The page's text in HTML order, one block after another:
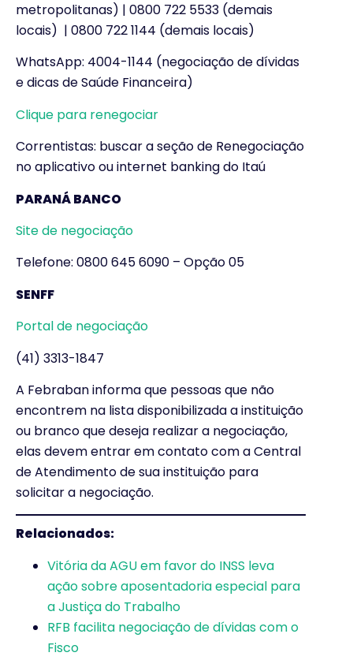
metropolitanas) | 0800 722 5533 (demais
locais) | 0800 722 1144 (demais locais)
WhatsApp: 4004-1144 (negociação de dívidas
e dicas de Saúde Financeira)
Clique para renegociar
Correntistas: buscar a seção de Renegociação
no aplicativo ou internet banking do Itaú
PARANÁ BANCO
Site de negociação
Telefone: 0800 645 6090 – Opção 05
SENFF
Portal de negociação
(41) 3313-1847
A Febraban informa que pessoas que não
encontrem na lista disponibilizada a instituição
ou branco que deseja realizar a negociação,
elas devem entrar em contato com a Central
de Atendimento de sua instituição para
solicitar a negociação.
Relacionados:
Vitória da AGU em favor do INSS leva
ação sobre aposentadoria especial para
a Justiça do Trabalho
RFB facilita negociação de dívidas com o
Fisco